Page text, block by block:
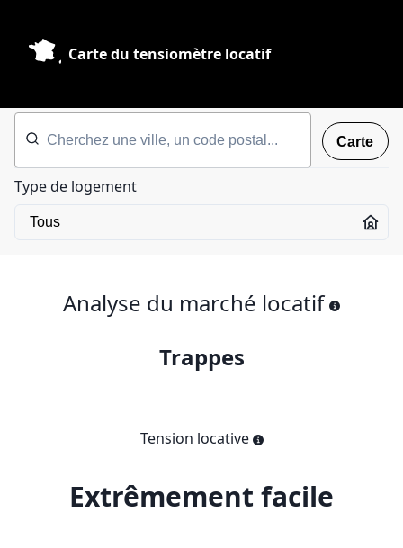
Carte du tensiomètre locatif
Carte
Type de logement
Analyse du marché locatif
Trappes
Tension locative
Extrêmement facile